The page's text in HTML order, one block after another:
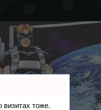
визитах тоже.